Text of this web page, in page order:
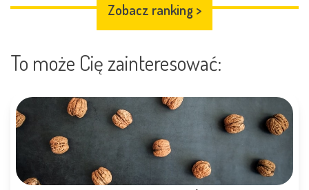
Zobacz ranking >
To może Cię zainteresować: